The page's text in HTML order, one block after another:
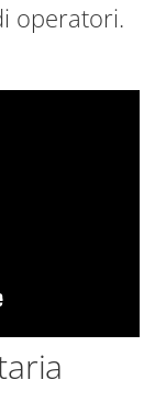
operatori.